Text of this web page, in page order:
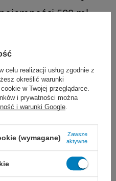
500 ml.
Uchwyty / klucze
celu realizacji usług zgodnie z
określić warunki
w Twojej przeglądarce.
i prywatności można
i warunki Google
(wymagane)
Zawsze
aktywne